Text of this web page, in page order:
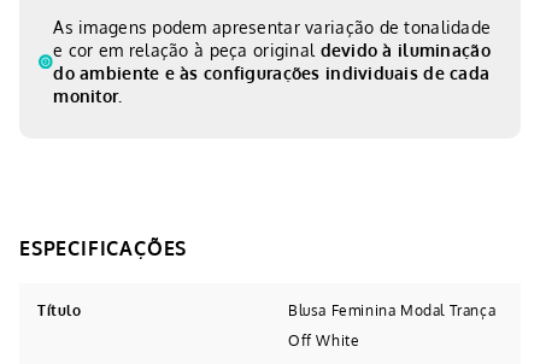
As imagens podem apresentar variação de tonalidade
e cor em relação à peça original devido à iluminação
do ambiente e às configurações individuais de cada
monitor.
Título
Blusa Feminina Modal Trança
Off White